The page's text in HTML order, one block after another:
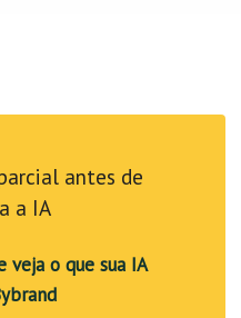
antes de
a IA
veja o que sua IA